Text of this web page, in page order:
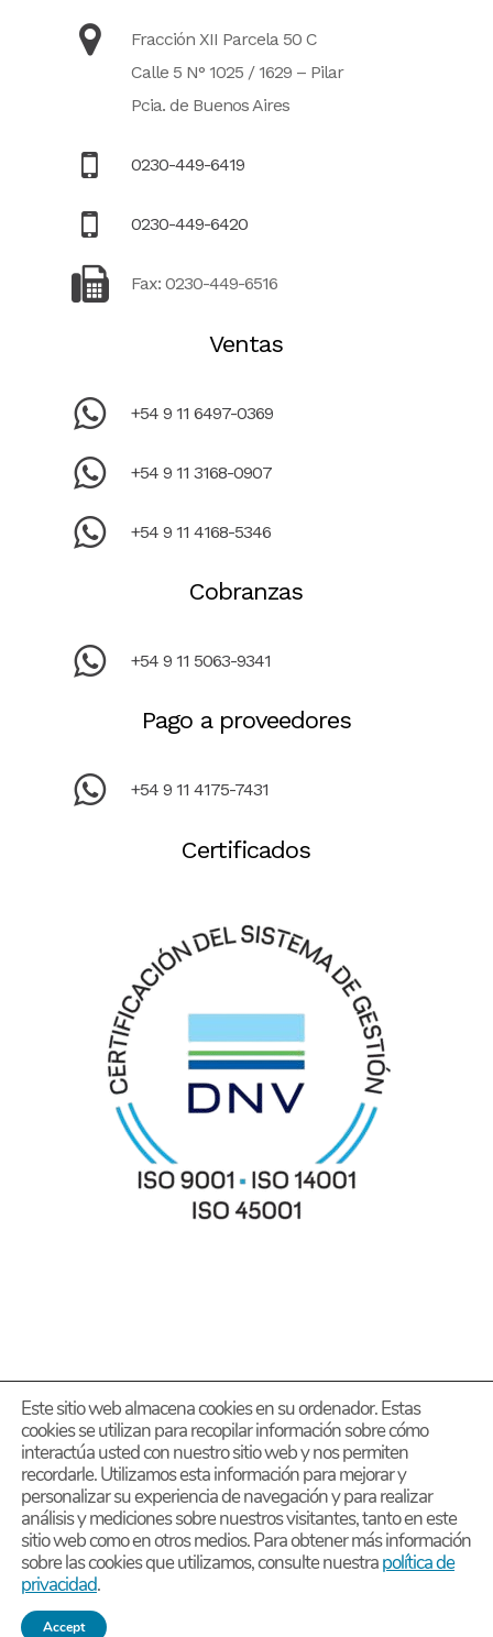
Fracción XII Parcela 50 C
Calle 5 N° 1025 / 1629 – Pilar
Pcia. de Buenos Aires
0230-449-6419
0230-449-6420
Fax: 0230-449-6516
Ventas
+54 9 11 6497-0369
+54 9 11 3168-0907
+54 9 11 4168-5346
Cobranzas
+54 9 11 5063-9341
Pago a proveedores
+54 9 11 4175-7431
Certificados
Diseño página Web PERSONALIZADA – by Estudio
DMG
Este sitio web almacena cookies en su ordenador. Estas
cookies se utilizan para recopilar información sobre cómo
interactúa usted con nuestro sitio web y nos permiten
recordarle. Utilizamos esta información para mejorar y
personalizar su experiencia de navegación y para realizar
análisis y mediciones sobre nuestros visitantes, tanto en este
sitio web como en otros medios. Para obtener más información
sobre las cookies que utilizamos, consulte nuestrapolítica de
privacidad.
Accept